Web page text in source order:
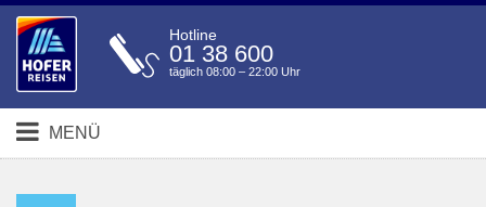
Hotline
01 38 600
täglich 08:00 – 22:00 Uhr
MENÜ